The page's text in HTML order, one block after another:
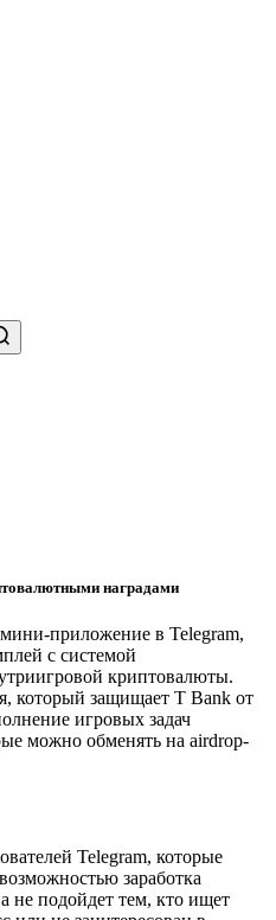
наградами
приложение в Telegram,
с системой
криптовалюты.
который защищает T Bank от
игровых задач
можно обменять на airdrop-
Telegram, которые
заработка
не подойдет тем, кто ищет